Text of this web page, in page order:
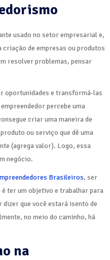
usado no setor empresarial e,
de empresas ou produtos
resolver problemas, pensar
oportunidades e transformá-las
percebe uma
criar uma maneira de
ou serviço que dê uma
(agrega valor). Logo, essa
negócio.
Brasileiros, ser
é ter um objetivo e trabalhar para
que você estará isento de
no meio do caminho, há
na